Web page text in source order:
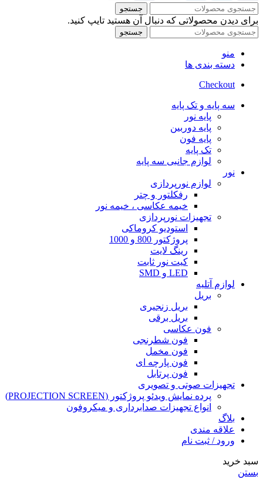
جستجو
برای دیدن محصولاتی که دنبال آن هستید تایپ کنید.
جستجو
منو
دسته بندی ها
Checkout
سه پایه و تک پایه
پایه نور
پایه دوربین
پایه فون
تک پایه
لوازم جانبی سه پایه
نور
لوازم نورپردازی
رفکلتور و چتر
خیمه عکاسی ، خیمه نور
تجهیزات نورپردازی
استودیو کروماکی
پروژکتور 800 و 1000
رینگ لایت
کیت نور ثابت
LED و SMD
لوازم آتلیه
بریل
بریل زنجیری
بریل برقی
فون عکاسی
فون شطرنجی
فون مخمل
فون پارچه ای
فون پرتابل
تجهیزات صوتی و تصویری
پرده نمایش ویدئو پروژکتور (PROJECTION SCREEN)
انواع تجهیزات صدابرداری و میکروفون
بلاگ
علاقه مندی
ورود / ثبت نام
سبد خرید
بستن